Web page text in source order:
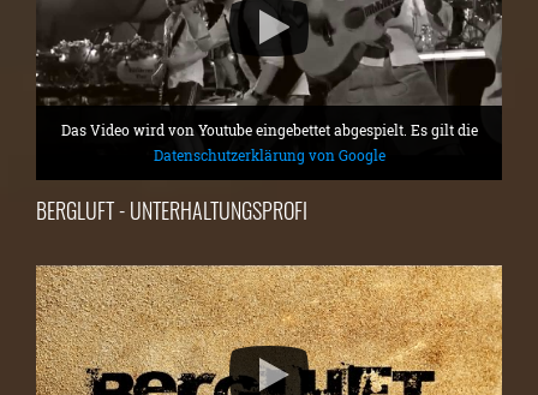
Das Video wird von Youtube eingebettet abgespielt. Es gilt die
Datenschutzerklärung von Google
BERGLUFT - UNTERHALTUNGSPROFI